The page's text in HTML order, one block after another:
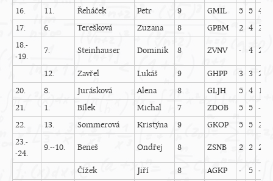
16.
11. Řeháček Petr 9 GMIL 5 5 4
17.
6. Terešková Zuzana 8 GPBM 2 4 2
18.-
-19.
7. Steinhauser Dominik 8 ZVNV - 4 2
12. Zavřel Lukáš 9 GHPP 3 3 2
20.
8. Jurásková Alena 8 GLJH 5 4 1
21.
1. Bílek Michal 7 ZDOB 5 5 -
22.
13. Sommerová Kristýna 9 GKOP 5 5 2
23.-
-24.
9.--10. Beneš Ondřej 8 ZSNB 2 2 2
Čížek Jiří 8 AGKP - 5 -